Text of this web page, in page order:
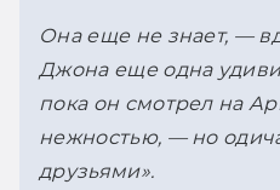
Она еще не знает, —
Джона еще одна
пока он смотрел на
нежностью, — но
друзьями».